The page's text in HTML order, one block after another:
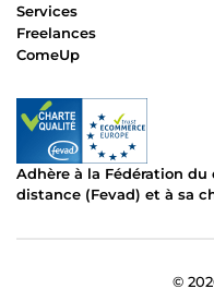
Services
Freelances
ComeUp
Adhère à la Fédération
distance (Fevad) et à sa
©